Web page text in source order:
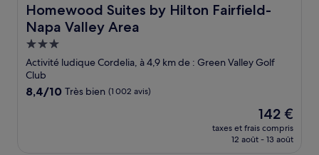
Homewood Suites by Hilton Fairfield-
Napa Valley Area
Homewood Suites by Hilton Fairfield-Napa Valley Area
Hébergement
3.0 étoiles
Activité ludique Cordelia, à 4,9 km de : Green Valley Golf
Club
8.4
8,4/10 Très bien (1 002 avis)
Le
nouveau
prix
142 €
taxes et frais compris
12 août - 13 août